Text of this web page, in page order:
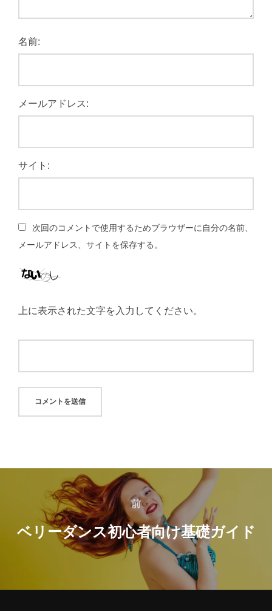
名前:
メールアドレス:
サイト:
次回のコメントで使用するためブラウザーに自分の名前、
メールアドレス、サイトを保存する。
上に表示された文字を入力してください。
ビ
前
前
ベリーダンス初心者向け基礎ガイド